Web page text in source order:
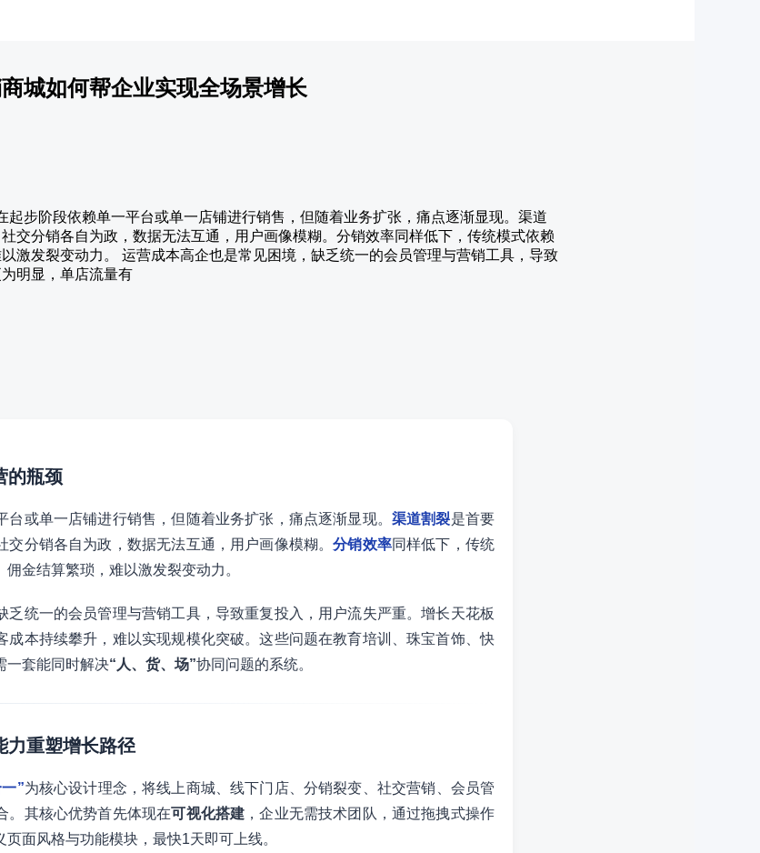
城如何帮企业实现全场景增长
起步阶段依赖单一平台或单一店铺进行销售，但随着业务扩张，痛点逐渐显现。渠道
交分销各自为政，数据无法互通，用户画像模糊。分销效率同样低下，传统模式依赖
激发裂变动力。 运营成本高企也是常见困境，缺乏统一的会员管理与营销工具，导致
明显，单店流量有
的瓶颈
或单一店铺进行销售，但随着业务扩张，痛点逐渐显现。 渠道割裂是首要
交分销各自为政，数据无法互通，用户画像模糊。分销效率同样低下，传统
金结算繁琐，难以激发裂变动力。
乏统一的会员管理与营销工具，导致重复投入，用户流失严重。增长天花板
成本持续攀升，难以实现规模化突破。这些问题在教育培训、珠宝首饰、快
一套能同时解决“人、货、场”协同问题的系统。
力重塑增长路径
”为核心设计理念，将线上商城、线下门店、分销裂变、社交营销、会员管
。其核心优势首先体现在可视化搭建 ，企业无需技术团队，通过拖拽式操作
面风格与功能模块，最快1天即可上线。